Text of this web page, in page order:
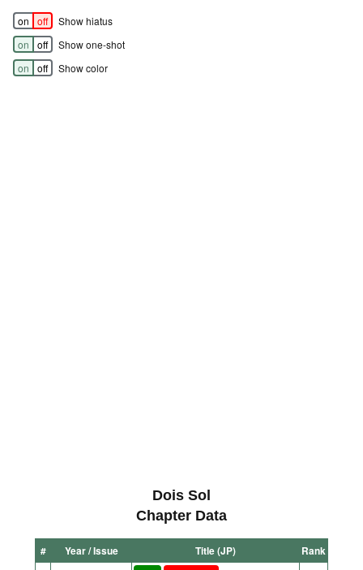
on off
Show hiatus
on
off
Show one-shot
on
off Show color
Dois Sol
Chapter Data
# Year / Issue Title (JP) Rank